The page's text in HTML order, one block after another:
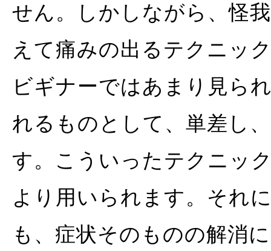
せん。しかしながら、怪
えて痛みの出るテクニッ
ビギナーではあまり見ら
れるものとして、単差し
す。こういったテクニッ
より用いられます。それ
も、症状そのものの解消